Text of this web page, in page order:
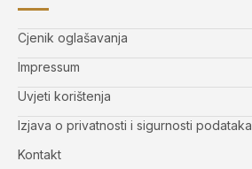
Cjenik oglašavanja
Impressum
Uvjeti korištenja
Izjava o privatnosti i sigurnosti podataka
Kontakt